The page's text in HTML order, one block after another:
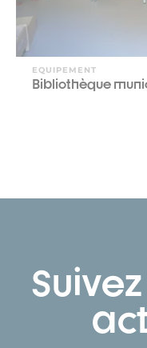
EQUIPEMENT
Bibliothèque